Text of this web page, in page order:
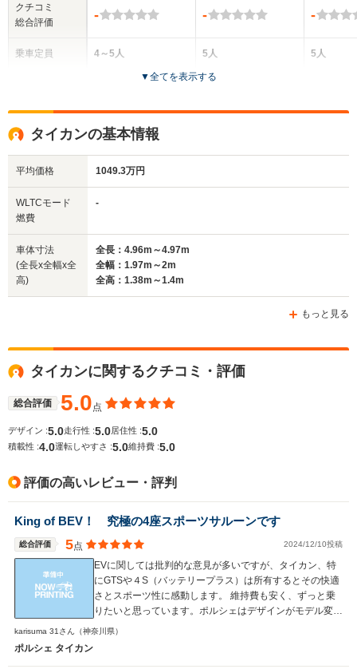
クチコミ
総合評価
乗車定員
サイズ
(全長x全幅x全高)
WLTCモード
燃費
-
4～5人
全高
1.41m
-
5人
4ドア
-
5人
▼全てを表示する
タイカンの基本情報
平均価格 1049.3万円
WLTCモード
燃費
-
車体寸法
(全長x全幅x全
高)
全長：4.96m～4.97m
全幅：1.97m～2m
全高：1.38m～1.4m
もっと見る
タイカンに関するクチコミ・評価
総合評価 5.0点
デザイン :5.0走行性 :5.0 居住性 :5.0
積載性 :4.0運転しやすさ :5.0維持費 :5.0
評価の高いレビュー・評判
King of BEV！ 究極の4座スポーツサルーンです
総合評価 5点 2024/12/10投稿
EVに関しては批判的な意見が多いですが、タイカン、特
にGTSや４S（バッテリープラス）は所有するとその快適
さとスポーツ性に感動します。 維持費も安く、ずっと乗
りたいと思っています。ポルシェはデザインがモデル変更
しても大きく変わらないこともいいですね。 ベンツなど
karisuma 31さん （神奈川県）
ポルシェ タイカン